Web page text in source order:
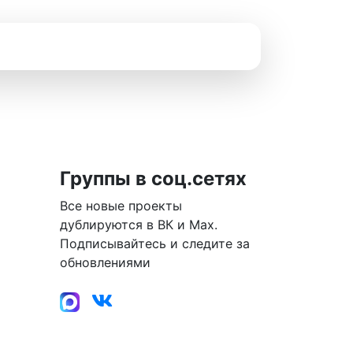
Группы в соц.сетях
Все новые проекты
дублируются в ВК и Max.
Подписывайтесь и следите за
обновлениями